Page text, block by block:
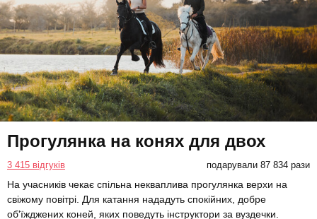
Прогулянка на конях для двох
3 415 відгуків подарували 87 834 рази
На учасників чекає спільна некваплива прогулянка верхи на
свіжому повітрі. Для катання нададуть спокійних, добре
об'їжджених коней, яких поведуть інструктори за вуздечки.